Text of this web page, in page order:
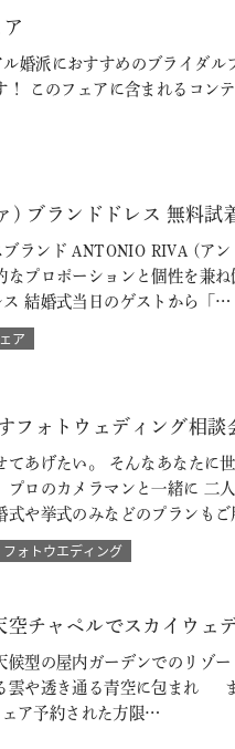
婚派におすすめのブライダ
このフェアに含まれるコン
) ブランドドレス 無料試
ランド ANTONIO RIVA (ア
プロポーションと個性を兼
ス 結婚式当日のゲストから「…
ア
フォトウェディング相談
あげたい。 そんなあなたに
ロのカメラマンと一緒に 二
や挙式のみなどのプランも
フォトウエディング
チャペルでスカイウェ
候型の屋内ガーデンでのリゾ
雲や透き通る青空に包まれ
ア予約された方限…